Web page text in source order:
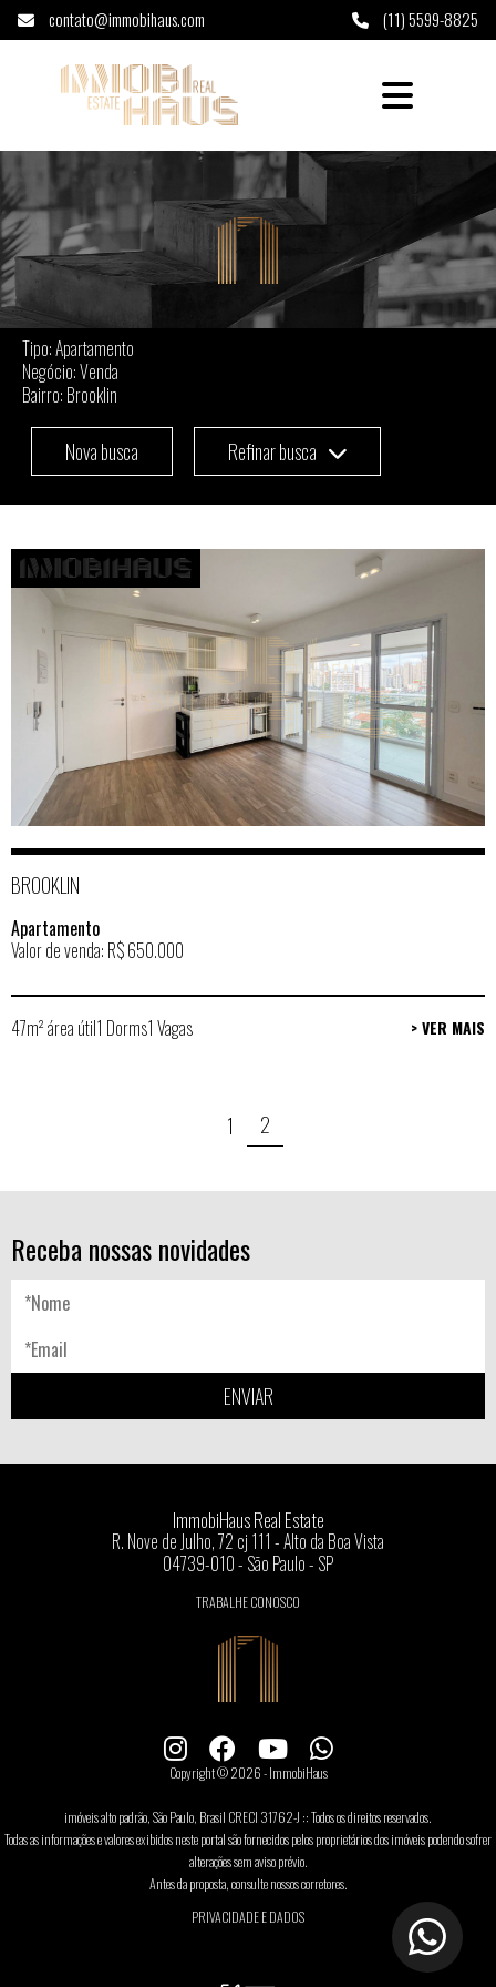
contato@immobihaus.com (11) 5599-8825
Apartamento à venda em Brooklin - São
Tipo: Apartamento
Negócio: Venda
Bairro: Brooklin
Nova busca Refinar busca
BROOKLIN
Apartamento
Valor de venda: R$ 650.000
47m² área útil1 Dorms1 Vagas > VER MAIS
1 2
Receba nossas novidades
ENVIAR
ImmobiHaus Real Estate
R. Nove de Julho, 72 cj 111 - Alto da Boa Vista
04739-010 - São Paulo - SP
TRABALHE CONOSCO
Copyright © 2026 - ImmobiHaus
imóveis alto padrão, São Paulo, Brasil CRECI 31762-J :: Todos os direitos reservados.
Todas as informações e valores exibidos neste portal são fornecidos pelos proprietários dos imóveis podendo sofrer
alterações sem aviso prévio.
Antes da proposta, consulte nossos corretores.
PRIVACIDADE E DADOS